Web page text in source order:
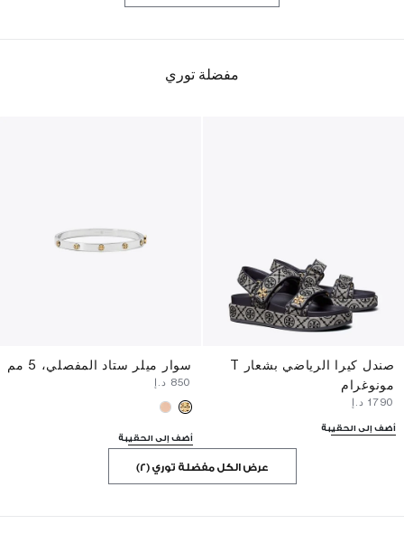
مفضلة توري
صندل كيرا الرياضي بشعار T
مونوغرام
أضف إلى الحقيبة
سوار ميلر ستاد المفصلي، 5 مم
أضف إلى الحقيبة
عرض الكل مفضلة توري (2)